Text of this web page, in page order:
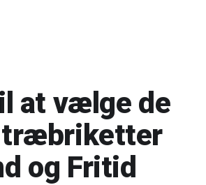
at vælge de
træbriketter
og Fritid